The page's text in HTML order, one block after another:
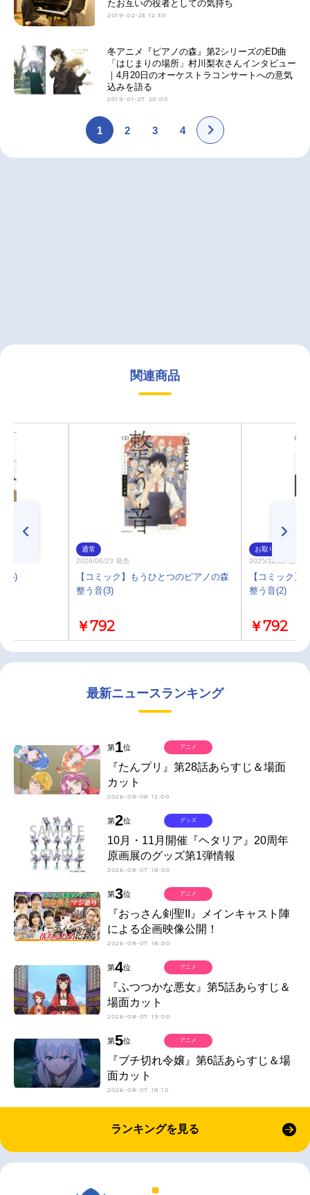
たお互いの役者としての気持ち
2019-02-23 12:30
冬アニメ『ピアノの森』第2シリーズのED曲
「はじまりの場所」村川梨衣さんインタビュー
｜4月20日のオーケストラコンサートへの意気
込みを語る
2019-01-27 20:00
1 2 3 4
関連商品
通常
2026/06/23 発売
【コミック】もうひとつのピアノの森
整う音(3)
￥792
お取り寄せ
2025/12/23 発売
【コミック】
整う音(2)
￥792
最新ニュースランキング
第1位
『たんプリ』第28話あらすじ＆場面
カット
2026-08-08 12:00
アニメ
第2位
10月・11月開催『ヘタリア』20周年
原画展のグッズ第1弾情報
2026-08-07 18:00
グッズ
第3位
『おっさん剣聖II』メインキャスト陣
による企画映像公開！
2026-08-07 18:00
アニメ
第4位
『ふつつかな悪女』第5話あらすじ＆
場面カット
2026-08-07 19:00
アニメ
第5位
『ブチ切れ令嬢』第6話あらすじ＆場
面カット
2026-08-07 18:10
アニメ
ランキングを見る